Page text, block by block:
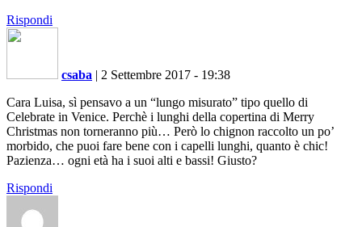
Rispondi
csaba | 2 Settembre 2017 - 19:38
Cara Luisa, sì pensavo a un “lungo misurato” tipo quello di
Celebrate in Venice. Perchè i lunghi della copertina di Merry
Christmas non torneranno più… Però lo chignon raccolto un po’
morbido, che puoi fare bene con i capelli lunghi, quanto è chic!
Pazienza… ogni età ha i suoi alti e bassi! Giusto?
Rispondi